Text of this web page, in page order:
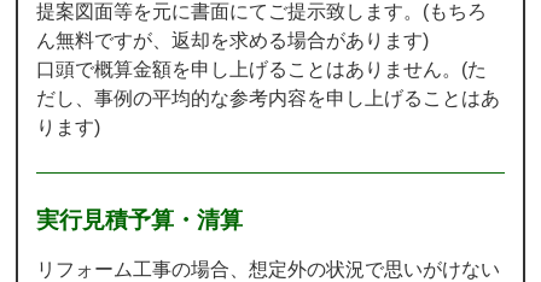
提案図面等を元に書面にてご提示致します。(もちろ
ん無料ですが、返却を求める場合があります)
口頭で概算金額を申し上げることはありません。(た
だし、事例の平均的な参考内容を申し上げることはあ
ります)
実行見積予算・清算
リフォーム工事の場合、想定外の状況で思いがけない